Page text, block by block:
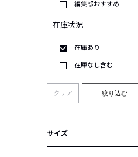
編集部おすすめ
在庫状況
在庫あり
在庫なし含む
クリア 絞り込む
サイズ